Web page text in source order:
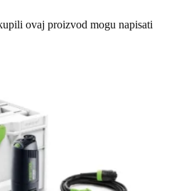
ovaj proizvod mogu napisati